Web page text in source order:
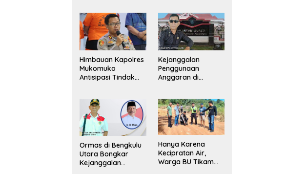
Laki Lapor
Kejagung
Himbauan Kapolres
Mukomuko
Antisipasi Tindak
Orang
Kejanggalan
Penggunaan
Anggaran di
Bakal Dibongkar
Ormas di Bengkulu
Utara Bongkar
Kejanggalan
Hanya Karena
Kecipratan Air,
Warga BU Tikam